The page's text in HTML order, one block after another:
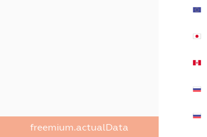
freemium.actualData